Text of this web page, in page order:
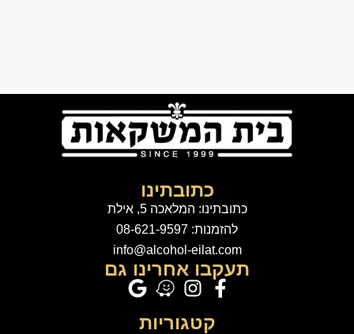
כתובתינו
כתובתינו: המלאכה 5, אילת
להזמנות: 08-621-9597
info@alcohol-eilat.com
תעקבו אחרינו גם
קטגוריות